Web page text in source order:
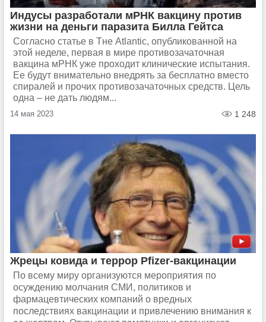
Индусы разработали мРНК вакцину против
жизни на деньги паразита Билла Гейтса
Согласно статье в Tне Atlantic, опубликованной на
этой неделе, первая в мире противозачаточная
вакцина мРНК уже проходит клинические испытания.
Ее будут внимательно внедрять за бесплатно вместо
спиралей и прочих противозачаточных средств. Цель
одна – не дать людям...
14 мая 2023 1 248
Жрецы ковида и террор Pfizer-вакцинации
По всему миру организуются мероприятия по
осуждению молчания СМИ, политиков и
фармацевтических компаний о вредных
последствиях вакцинации и привлечению внимания к